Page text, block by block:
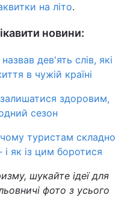
на літо.
новини:
дев'ять слів, які
в чужій країні
залишатися здоровим,
сезон
туристам складно
і як із цим боротися
шукайте ідеї для
фото з усього